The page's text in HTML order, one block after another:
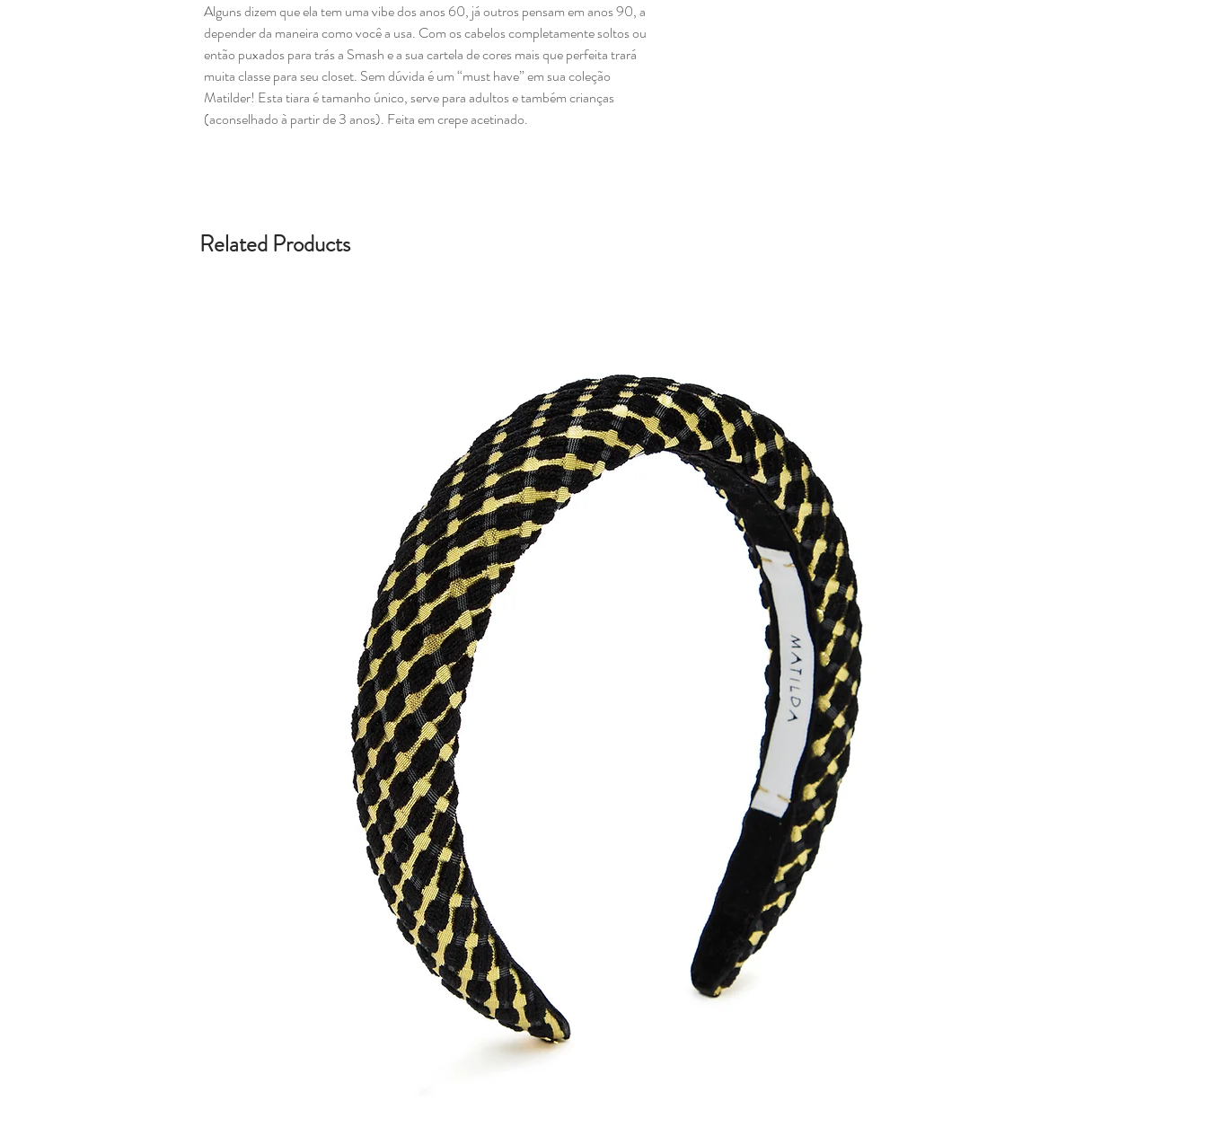
Alguns dizem que ela tem uma vibe dos anos 60, já outros pensam em anos 90, a
depender da maneira como você a usa. Com os cabelos completamente soltos ou
então puxados para trás a Smash e a sua cartela de cores mais que perfeita trará
muita classe para seu closet. Sem dúvida é um “must have” em sua coleção
Matilder! Esta tiara é tamanho único, serve para adultos e também crianças
(aconselhado à partir de 3 anos). Feita em crepe acetinado.
Related Products